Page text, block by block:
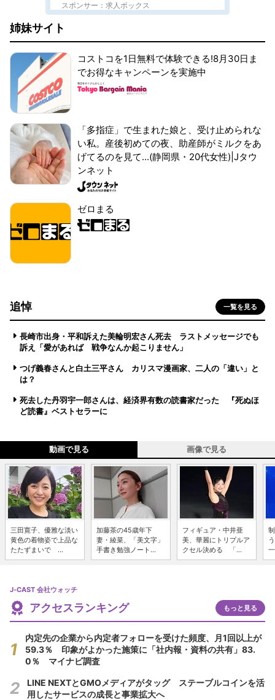
スポンサー：求人ボックス
姉妹サイト
コストコを1日無料で体験できる!8月30日ま
でお得なキャンペーンを実施中
「多指症」で生まれた娘と、受け止められな
い私。産後初めての夜、助産師がミルクをあ
げてるのを見て...(静岡県・20代女性)|Jタウ
ンネット
ゼロまる
追悼 一覧を見る
長崎市出身・平和訴えた美輪明宏さん死去 ラストメッセージでも
訴え「愛があれば 戦争なんか起こりません」
つげ義春さんと白土三平さん カリスマ漫画家、二人の「違い」と
は？
死去した丹羽宇一郎さんは、経済界有数の読書家だった 『死ぬほ
ど読書』ベストセラーに
動画で見る 画像で見る
三田寛子、優雅な淡い
黄色の着物姿で上品な
たたずまいで ...
加藤茶の45歳年下
妻・綾菜、「美文字」
手書き勉強ノート...
フィギュア・中井亜
美、華麗にトリプルア
クセル決める 「...
J-CAST 会社ウォッチ
アクセスランキング もっと見る
内定先の企業から内定者フォローを受けた頻度、月1回以上が
59.3％ 印象がよかった施策に「社内報・資料の共有」83.
0％ マイナビ調査
LINE NEXTとGMOメディアがタッグ ステーブルコインを活
用したサービスの成長と事業拡大へ